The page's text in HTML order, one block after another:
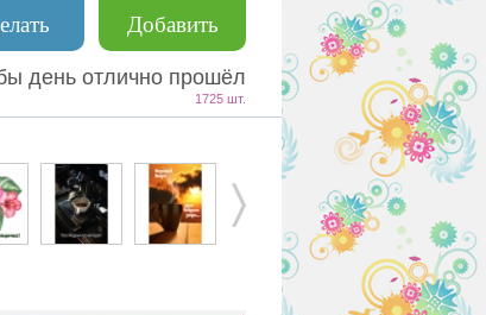
Добавить
день отлично прошёл
1725 шт.